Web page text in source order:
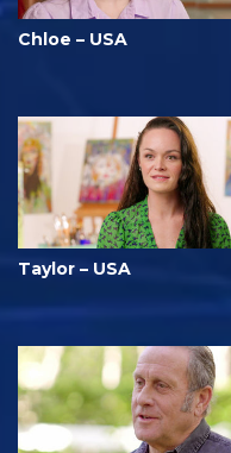
Chloe – USA
Taylor – USA